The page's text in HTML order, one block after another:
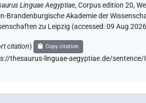
Linguae Aegyptiae,Corpus edition 20,
Brandenburgische Akademie der
zu Leipzig (accessed:09 Aug
citation) Copy citation
thesaurus-linguae-aegyptiae.de/sentence/